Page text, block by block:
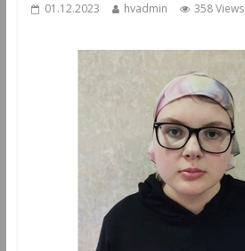
01.12.2023 hvadmin 358 Views